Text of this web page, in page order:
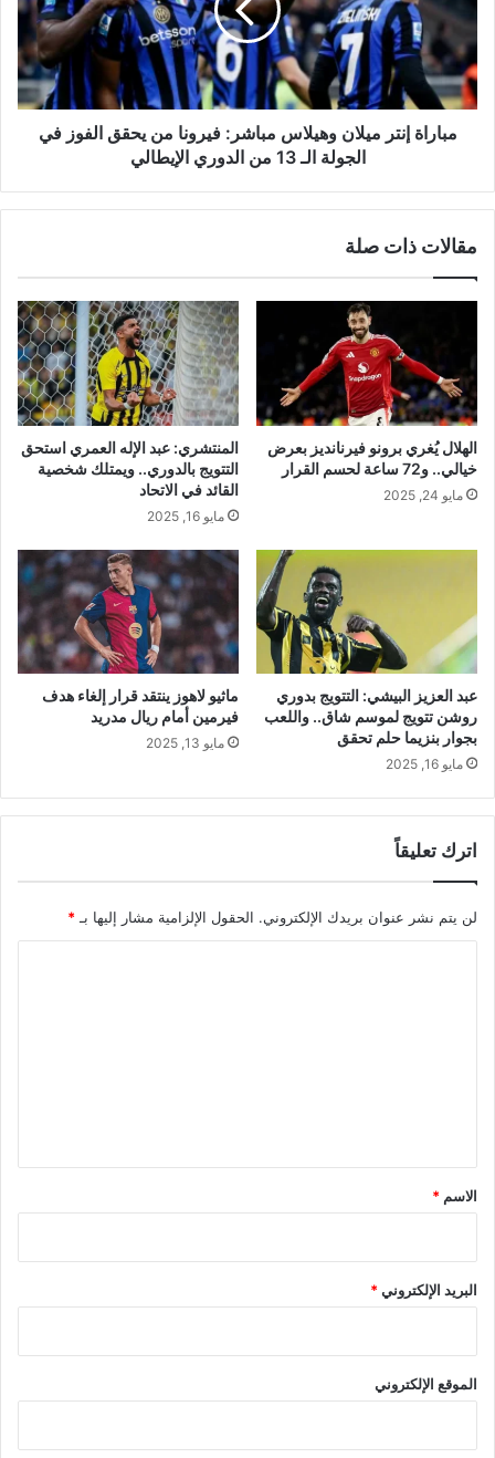
مباشر:
فيرونا
من
يحقق
الفوز
الدوري
مباراة إنتر ميلان وهيلاس مباشر: فيرونا من يحقق الفوز في
الجولة الـ 13 من الدوري الإيطالي
مقالات ذات صلة
الهلال يُغري برونو فيرنانديز بعرض
خيالي.. و72 ساعة لحسم القرار
مايو 24, 2025
المنتشري: عبد الإله العمري استحق
التتويج بالدوري.. ويمتلك شخصية
القائد في الاتحاد
مايو 16, 2025
عبد العزيز البيشي: التتويج بدوري
روشن تتويج لموسم شاق.. واللعب
بجوار بنزيما حلم تحقق
مايو 16, 2025
ماثيو لاهوز ينتقد قرار إلغاء هدف
فيرمين أمام ريال مدريد
مايو 13, 2025
اترك تعليقاً
لن يتم نشر عنوان بريدك الإلكتروني. الحقول الإلزامية مشار إليها بـ*
*
الاسم *
البريد الإلكتروني*
الموقع الإلكتروني